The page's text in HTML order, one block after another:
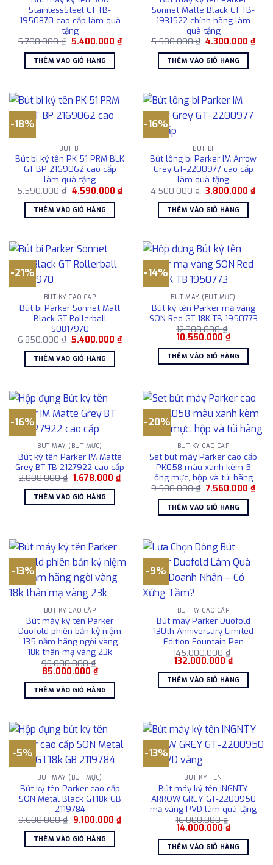
StainlessSteel CT TB-
1950870 cao cấp làm quà
tặng
5.700.000₫ Giá
là:
5.700.000 ₫.
5.400.000 ₫Giá
5.400.000 ₫.
THÊM VÀO GIỎ HÀNG
Sonnet Matte Black CT TB-
1931522 chính hãng làm
quà tặng
5.500.000₫ Giá
là:
5.500.000 ₫.
4.300.000₫Giá
THÊM VÀO GIỎ HÀNG
-18%
BÚT BI
Bút bi ký tên PK 51 PRM BLK
GT BP 2169062 cao cấp
làm quà tặng
5.590.000₫ Giá
là:
5.590.000 ₫.
4.590.000 ₫Giá
hiện
4.590.000 ₫.
THÊM VÀO GIỎ HÀNG
-16%
BÚT BI
Bút lông bi Parker IM Arrow
Grey GT-2200977 cao cấp
làm quà tặng
4.500.000₫ Giá
là:
4.500.000 ₫.
3.800.000 ₫Giá
hiện
THÊM VÀO GIỎ HÀNG
-21%
BÚT KÝ CAO CẤP
Bút bi Parker Sonnet Matt
Black GT Rollerball
S0817970
6.850.000₫ Giá
là:
6.850.000 ₫.
5.400.000₫Giá
hiện
THÊM VÀO GIỎ HÀNG
-14%
BÚT MÁY (BÚT MỰC)
Bút ký tên Parker mạ vàng
SON Red GT 18K TB 1950773
12.300.000₫
Giá
là:
12.300.000 ₫.
10.550.000 ₫Giá
hiện
tại
là:
THÊM VÀO GIỎ HÀNG
-16%
BÚT MÁY (BÚT MỰC)
Bút ký tên Parker IM Matte
Grey BT TB 2127922 cao cấp
2.000.000₫ Giá
là:
2.000.000 ₫.
1.678.000₫Giá
THÊM VÀO GIỎ HÀNG
-20%
BÚT KÝ CAO CẤP
Set bút máy Parker cao cấp
PK058 màu xanh kèm 5
ống mực, hộp và túi hãng
9.500.000₫ Giá
là:
9.500.000 ₫.
7.560.000 ₫Giá
THÊM VÀO GIỎ HÀNG
-13%
BÚT KÝ CAO CẤP
Bút máy ký tên Parker
Duofold phiên bản kỷ niệm
135 năm hãng ngòi vàng
18k thân mạ vàng 23k
98.000.000₫
Giá
là:
98.000.000 ₫.
85.000.000 ₫Giá
hiện
tại
là:
85.000.000 ₫.
THÊM VÀO GIỎ HÀNG
-9%
BÚT KÝ CAO CẤP
Bút máy Parker Duofold
130th Anniversary Limited
Edition Fountain Pen
145.000.000₫
Giá
là:
145.000.000 ₫.
132.000.000 ₫Giá
hiện
tại
là:
THÊM VÀO GIỎ HÀNG
-5%
BÚT MÁY (BÚT MỰC)
Bút ký tên Parker cao cấp
SON Metal Black GT18k GB
2119784
9.600.000₫ Giá
là:
9.600.000 ₫.
9.100.000 ₫Giá
hiện
THÊM VÀO GIỎ HÀNG
-13%
BÚT KÝ TÊN
Bút máy ký tên INGNTY
ARROW GREY GT-2200950
mạ vàng PVD làm quà tặng
16.000.000₫
Giá
là:
16.000.000 ₫.
14.000.000 ₫Giá
hiện
tại
là:
THÊM VÀO GIỎ HÀNG